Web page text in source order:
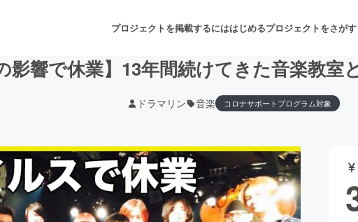
プロジェクトを掲載するにははじめるプロジェクトをさがす
音楽 舞台・パフォー
ト ゲーム・サービス開発 フード・飲食店
影響で休業】13年間続けてきた音楽教室
ドラマリン 音楽 コロナサポートプログラム対象